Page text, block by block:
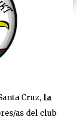
Cruz, la
as del club